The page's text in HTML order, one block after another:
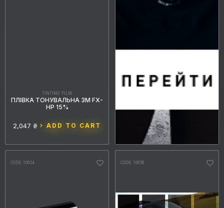
TINTING FILM
ПЛІВКА ТОНУВАЛЬНА 3M FX-
HP 15%
2,047 ₴ ADD TO CART
CODE: 10654 CODE: 10658